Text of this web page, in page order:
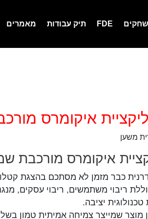
FDE תיק עבודות מאמרים
איקומרס
משען
איקומרס מורכבת
כבר מזמן לא מסתכם בהצגת
ריבוי משתמשים, ריבוי עסקים,
יציבה.
מוצר שמייצר צמיחה אמיתית טמון